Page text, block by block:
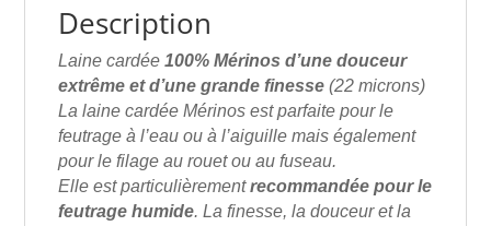
Description
Laine cardée100% Mérinos d’une douceur
extrême et d’une grande finesse (22 microns)
La laine cardée Mérinos est parfaite pour le
feutrage à l’eau ou à l’aiguille mais également
pour le filage au rouet ou au fuseau.
Elle est particulièrementrecommandée pour le
feutrage humide. La finesse, la douceur et la